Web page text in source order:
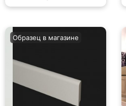
Образец в магазине